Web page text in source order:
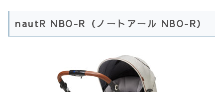
nautR NBO-R（ノートアール NBO-R）